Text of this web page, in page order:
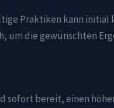
Praktiken kann
um die gewünschten
sofort bereit, einen